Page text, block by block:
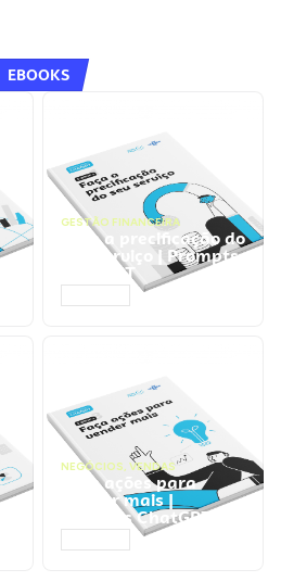
EBOOKS
GESTÃO FINANCEIRA
Faça a precificação do
seu serviço | Prompts
ChatGPT
NEGÓCIOS, VENDAS
Faça ações para
vender mais |
Prompts ChatGPT